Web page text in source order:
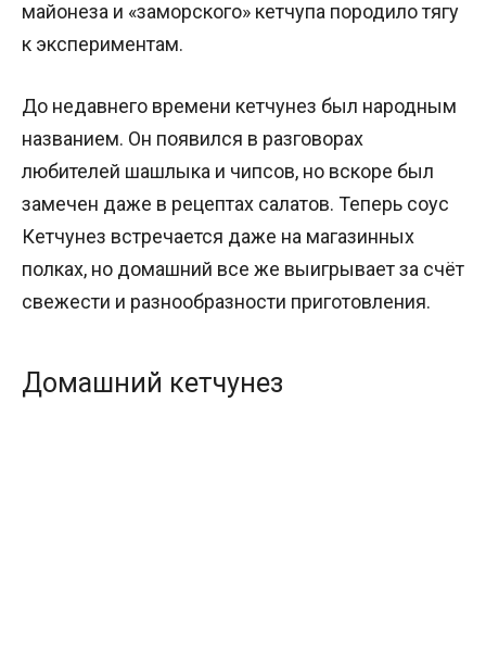
майонеза и «заморского» кетчупа породило тягу
к экспериментам.
До недавнего времени кетчунез был народным
названием. Он появился в разговорах
любителей шашлыка и чипсов, но вскоре был
замечен даже в рецептах салатов. Теперь соус
Кетчунез встречается даже на магазинных
полках, но домашний все же выигрывает за счёт
свежести и разнообразности приготовления.
Домашний кетчунез